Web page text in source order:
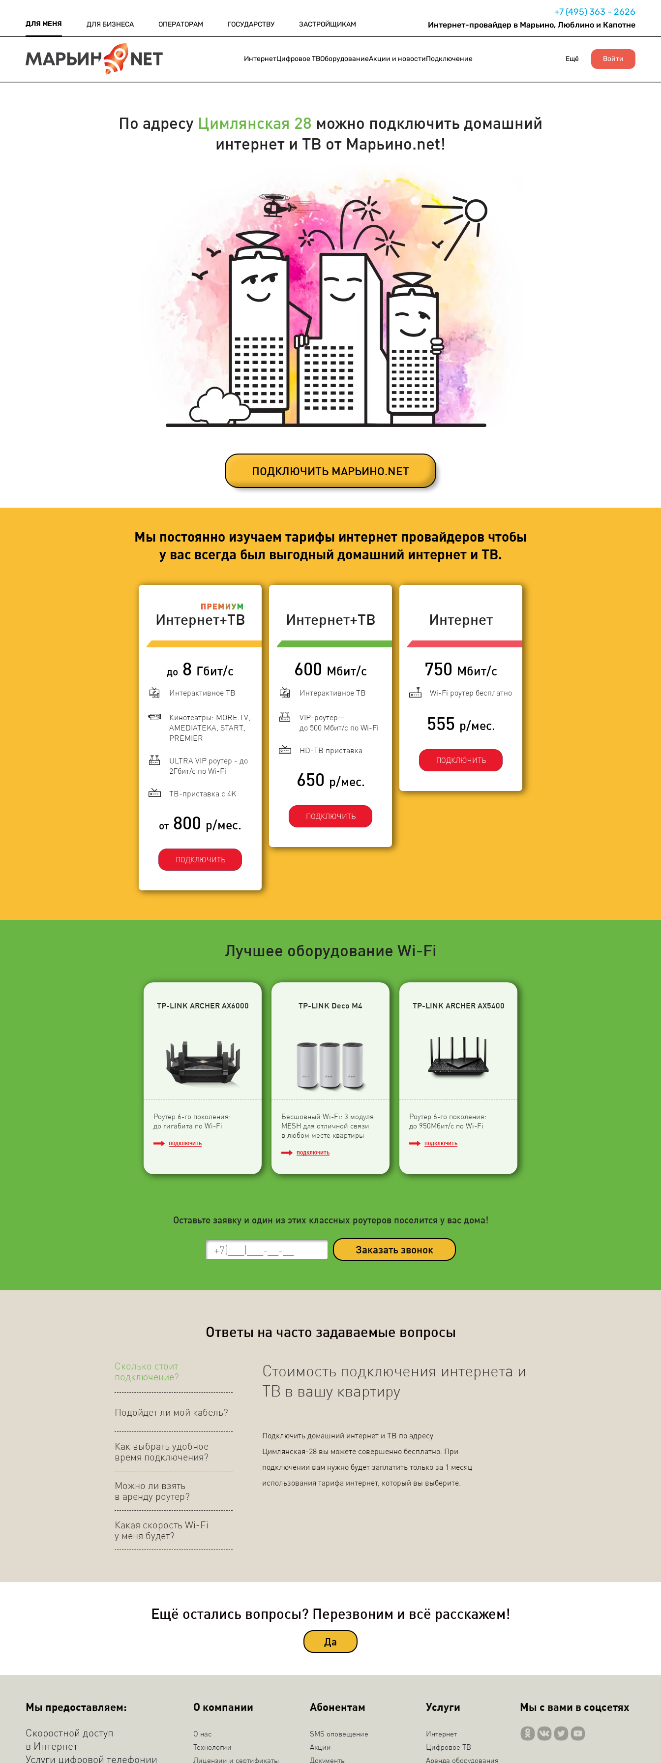
ДЛЯ МЕНЯ ДЛЯ БИЗНЕСА ОПЕРАТОРАМ ГОСУДАРСТВУ ЗАСТРОЙЩИКАМ
+7 (495) 363 - 2626
Интернет-провайдер в Марьино, Люблино и Капотне
ИнтернетЦифровое ТВОборудованиеАкции и новостиПодключение Ещё Войти
По адресу Цимлянская 28 можно подключить домашний
интернет и ТВ от Марьино.net!
ПОДКЛЮЧИТЬ МАРЬИНО.NET
Мы постоянно изучаем тарифы интернет провайдеров чтобы
у вас всегда был выгодный домашний интернет и ТВ.
Интернет+ТВ
до 8 Гбит/с
Интерактивное ТВ
Кинотеатры: MORE.TV,
AMEDIATEKA, START,
PREMIER
ULTRA VIP роутер - до
2Гбит/c по Wi-Fi
ТВ-приставка с 4K
от 800 р/мес.
ПОДКЛЮЧИТЬ
Интернет+ТВ
600 Мбит/с
Интерактивное ТВ
VIP-роутер—
до 500 Мбит/с по Wi-Fi
HD-ТВ приставка
650 р/мес.
ПОДКЛЮЧИТЬ
Интернет
750 Мбит/с
Wi-Fi роутер бесплатно
555 р/мес.
ПОДКЛЮЧИТЬ
Лучшее оборудование Wi-Fi
TP-LINK ARCHER AX6000
Роутер 6-го поколения:
до гигабита по Wi-Fi
ПОДКЛЮЧИТЬ
TP-LINK Deco M4
Бесшовный Wi-Fi: 3 модуля
МESH для отличной связи
в любом месте квартиры
ПОДКЛЮЧИТЬ
TP-LINK ARCHER AX5400
Роутер 6-го поколения:
до 950Мбит/с по Wi-Fi
ПОДКЛЮЧИТЬ
Оставьте заявку и один из этих классных роутеров поселится у вас дома!
Заказать звонок
Ответы на часто задаваемые вопросы
Сколько стоит
подключение?
Подойдет ли мой кабель?
Как выбрать удобное
время подключения?
Можно ли взять
в аренду роутер?
Какая скорость Wi-Fi
у меня будет?
Стоимость подключения интернета и
ТВ в вашу квартиру
Подключить домашний интернет и ТВ по адресу
Цимлянская-28 вы можете совершенно бесплатно. При
подключении вам нужно будет заплатить только за 1 месяц
использования тарифа интернет, который вы выберите.
Ещё остались вопросы? Перезвоним и всё расскажем!
Да
Мы предоставляем:
Скоростной доступ
в Интернет
Услуги цифровой телефонии
О компании
О нас
Технологии
Лицензии и сертификаты
Абонентам
SMS оповещение
Акции
Документы
Услуги
Интернет
Цифровое ТВ
Аренда оборудования
Мы с вами в соцсетях